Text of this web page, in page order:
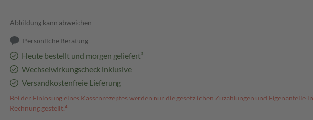
Abbildung kann abweichen
Persönliche Beratung
Heute bestellt und morgen geliefert³
Wechselwirkungscheck inklusive
Versandkostenfreie Lieferung
Bei der Einlösung eines Kassenrezeptes werden nur die gesetzlichen Zuzahlungen und Eigenanteile in
Rechnung gestellt.⁴